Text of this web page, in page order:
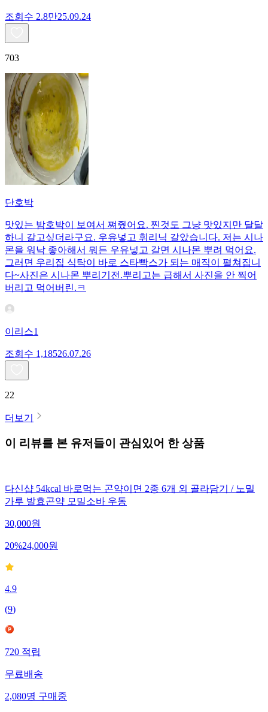
조회수 2.8만25.09.24
703
단호박
맛있는 밤호박이 보여서 쪄줬어요. 찐것도 그냥 맛있지만 달달
하니 갈고싶더라구요. 우유넣고 휘리닉 갈았습니다. 저는 시나
몬을 워낙 좋아해서 뭐든 우유넣고 갈면 시나몬 뿌려 먹어요.
그러면 우리집 식탁이 바로 스타빡스가 되는 매직이 펼쳐집니
다~사진은 시나몬 뿌리기전.뿌리고는 급해서 사진을 안 찍어
버리고 먹어버린.ㅋ
이리스1
조회수 1,18526.07.26
22
더보기
이 리뷰를 본 유저들이 관심있어 한 상품
다신샵 54kcal 바로먹는 곤약이면 2종 6개 외 골라담기 / 노밀
가루 발효곤약 모밀소바 우동
30,000원
20%24,000원
4.9
(9)
720 적립
무료배송
2,080명 구매중